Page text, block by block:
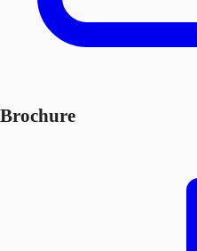
Brochure